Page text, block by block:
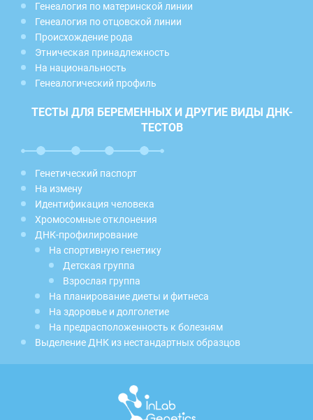
Генеалогия по материнской линии
Генеалогия по отцовской линии
Происхождение рода
Этническая принадлежность
На национальность
Генеалогический профиль
ТЕСТЫ ДЛЯ БЕРЕМЕННЫХ И ДРУГИЕ ВИДЫ ДНК-
ТЕСТОВ
Генетический паспорт
На измену
Идентификация человека
Хромосомные отклонения
ДНК-профилирование
На спортивную генетику
Детская группа
Взрослая группа
На планирование диеты и фитнеса
На здоровье и долголетие
На предрасположенность к болезням
Выделение ДНК из нестандартных образцов